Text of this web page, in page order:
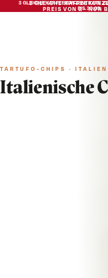
3 GLEICHE
PREIS VON 2 · NUR
3 GLEICHE KAFFEEKONZENTRATE
BIS 30.09.
TARTUFO-CHIPS · ITALIEN
Italienische